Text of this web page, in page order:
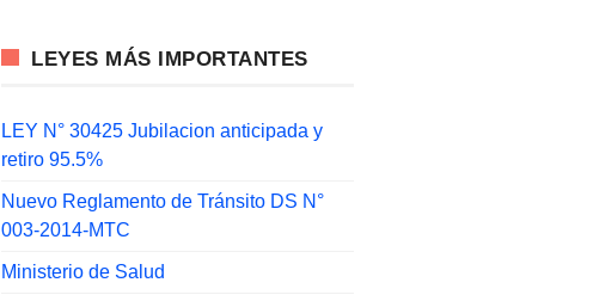
LEYES MÁS IMPORTANTES
LEY N° 30425 Jubilacion anticipada y
retiro 95.5%
Nuevo Reglamento de Tránsito DS N°
003-2014-MTC
Ministerio de Salud